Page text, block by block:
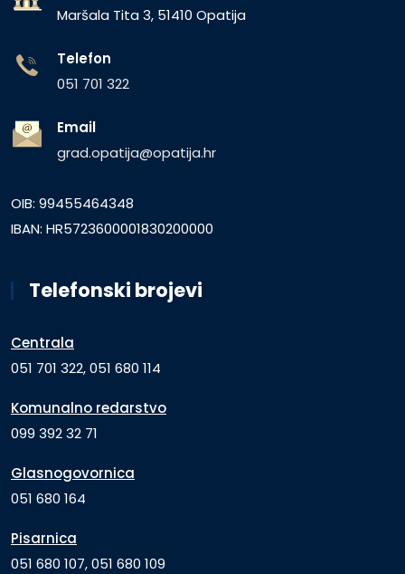
Maršala Tita 3, 51410 Opatija
Telefon
051 701 322
Email
grad.opatija@opatija.hr
OIB: 99455464348
IBAN: HR5723600001830200000
Telefonski brojevi
Centrala
051 701 322, 051 680 114
Komunalno redarstvo
099 392 32 71
Glasnogovornica
051 680 164
Pisarnica
051 680 107, 051 680 109